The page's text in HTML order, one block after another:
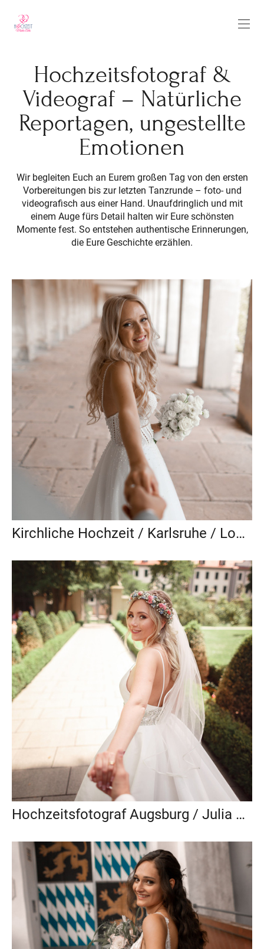
Hochzeitsfotograf &
Videograf – Natürliche
Reportagen, ungestellte
Emotionen
Wir begleiten Euch an Eurem großen Tag von den ersten
Vorbereitungen bis zur letzten Tanzrunde – foto- und
videografisch aus einer Hand. Unaufdringlich und mit
einem Auge fürs Detail halten wir Eure schönsten
Momente fest. So entstehen authentische Erinnerungen,
die Eure Geschichte erzählen.
Kirchliche Hochzeit / Karlsruhe / Location Hangar E210 Baden-Baden /Rosi & Marco
Hochzeitsfotograf Augsburg / Julia & Luigi